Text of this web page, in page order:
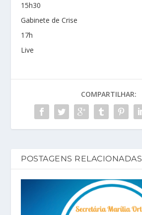
15h30
Gabinete de Crise
17h
Live
COMPARTILHAR:
POSTAGENS RELACIONADAS